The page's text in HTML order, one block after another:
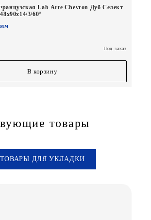
Lab Arte Chevron Дуб Селект
3/60°
мм
Под заказ
В корзину
товары
ТОВАРЫ ДЛЯ УКЛАДКИ